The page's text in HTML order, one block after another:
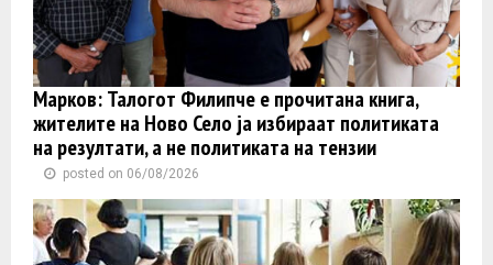
Марков: Талогот Филипче е прочитана книга,
жителите на Ново Село ја избираат политиката
на резултати, а не политиката на тензии
posted on 06/08/2026